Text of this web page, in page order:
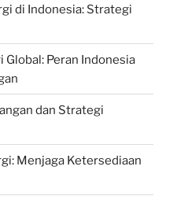
di Indonesia: Strategi
Peran Indonesia
dan Strategi
Menjaga Ketersediaan